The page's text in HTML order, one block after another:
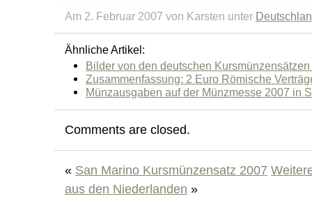
Am 2. Februar 2007 von Karsten unter
Ähnliche Artikel:
Bilder von den deutschen
Zusammenfassung: 2 Euro Römische
Münzausgaben auf der Münzmesse 2007 in
Comments are closed.
« San Marino Kursmünzensatz 2007
aus den Niederlanden »